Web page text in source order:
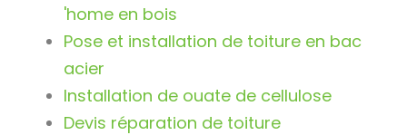
'home en bois
Pose et installation de toiture en bac
acier
Installation de ouate de cellulose
Devis réparation de toiture